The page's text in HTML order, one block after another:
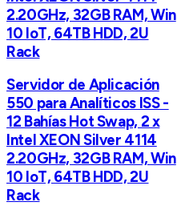
2.20GHz, 32GB RAM, Win
10 IoT, 64TB HDD, 2U
Rack
Servidor de Aplicación
550 para Analíticos ISS -
12 Bahías Hot Swap, 2 x
Intel XEON Silver 4114
2.20GHz, 32GB RAM, Win
10 IoT, 64TB HDD, 2U
Rack